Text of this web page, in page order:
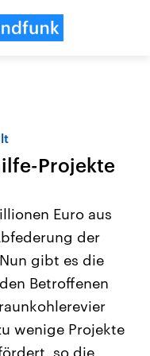
USA
Aktuelle Beiträge,
Hintergründe
Wirtschaftlich und
gehören die Vereinigten
den mächtigsten Ländern
mit großem Einfluss auf
Projekte
Euro aus
der
gibt es die
Betroffenen
wenige Projekte
so die